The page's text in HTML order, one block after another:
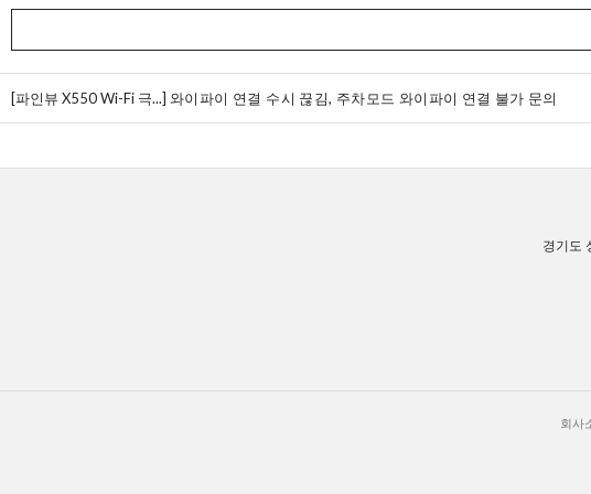
[파인뷰 X550 Wi-Fi 극...] 와이파이 연결 수시 끊김, 주차모드 와이파이 연결 불가 문의
경기도
회사